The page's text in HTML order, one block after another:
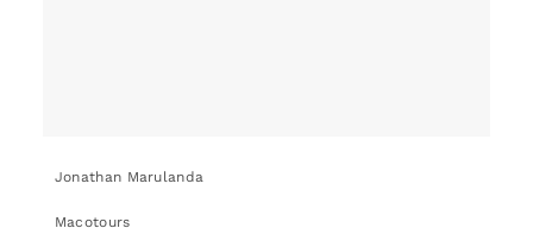
Jonathan Marulanda
Macotours